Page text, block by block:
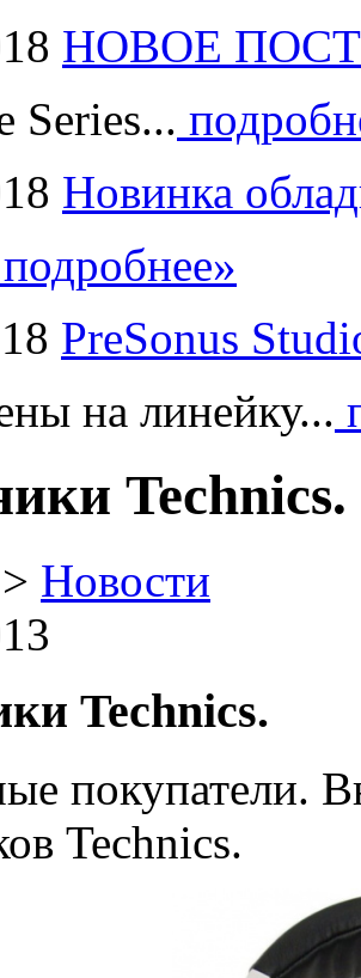
НОВОЕ
Series...
Новинка
подробнее»
PreSonus
на линейку...
Technics.
> Новости
Technics.
покупатели.
Technics.